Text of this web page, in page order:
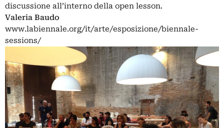
discussione all’interno della open lesson.
Valeria Baudo
www.labiennale.org/it/arte/esposizione/biennale-
sessions/